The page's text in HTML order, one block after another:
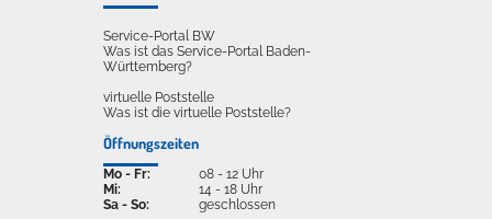
Service-Portal BW
Was ist das Service-Portal Baden-
Württemberg?
virtuelle Poststelle
Was ist die virtuelle Poststelle?
Öffnungszeiten
Mo - Fr:
Mi:
Sa - So:
08 - 12 Uhr
14 - 18 Uhr
geschlossen